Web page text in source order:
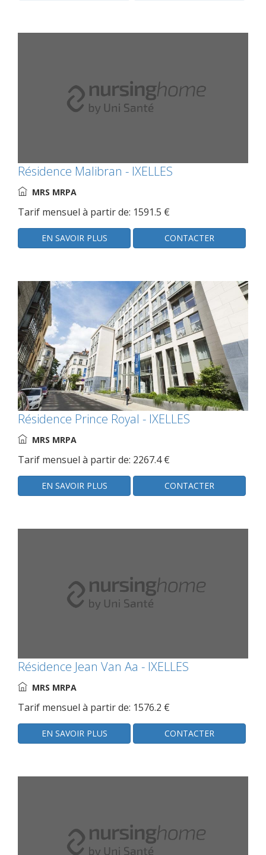
Résidence Malibran - IXELLES
MRS MRPA
Tarif mensuel à partir de: 1591.5 €
EN SAVOIR PLUS CONTACTER
Résidence Prince Royal - IXELLES
MRS MRPA
Tarif mensuel à partir de: 2267.4 €
EN SAVOIR PLUS CONTACTER
Résidence Jean Van Aa - IXELLES
MRS MRPA
Tarif mensuel à partir de: 1576.2 €
EN SAVOIR PLUS CONTACTER